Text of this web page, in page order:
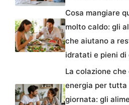
Cosa mangiare
molto caldo: gli
che aiutano a
idratati e pieni di
La colazione che
energia per tutta
giornata: gli